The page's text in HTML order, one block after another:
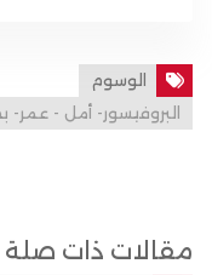
الوسوم
البروفيسور- أمل - عمر-
مقالات ذات صلة